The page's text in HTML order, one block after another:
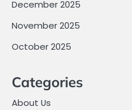
December 2025
November 2025
October 2025
Categories
About Us